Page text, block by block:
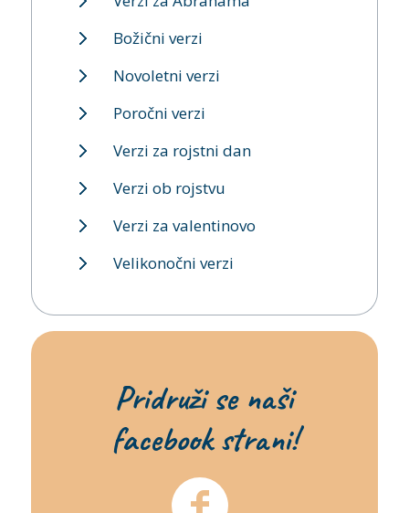
Božični verzi
Novoletni verzi
Poročni verzi
Verzi za rojstni dan
Verzi ob rojstvu
Verzi za valentinovo
Velikonočni verzi
Pridruži se naši
facebook strani!